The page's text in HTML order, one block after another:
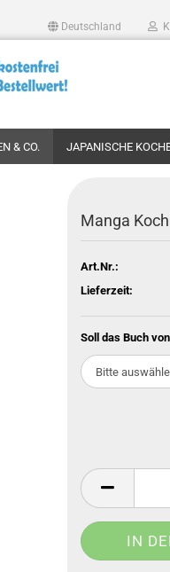
Deutschland
& CO. JAPANISCHE
Manga
Art.Nr.:
Lieferzeit:
Soll das Buch